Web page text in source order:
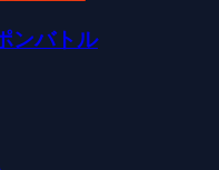
ンバトル